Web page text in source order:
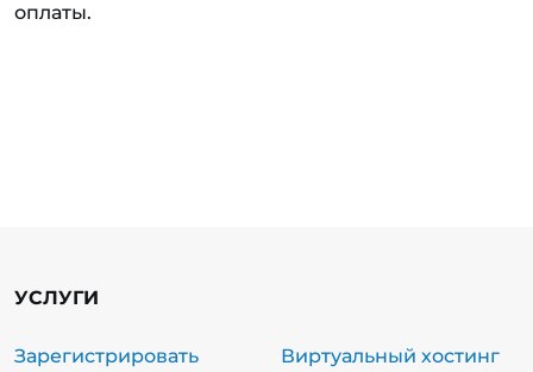
оплаты.
УСЛУГИ
Зарегистрировать
Виртуальный хостинг